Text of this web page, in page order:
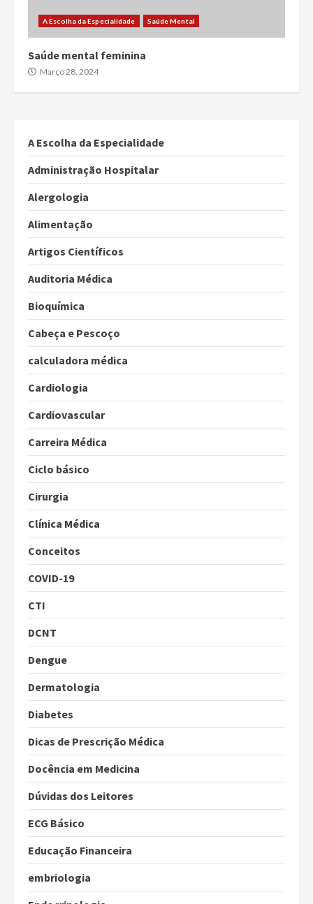
A Escolha da Especialidade Saúde Mental
Saúde mental feminina
Março 28, 2024
A Escolha da Especialidade
Administração Hospitalar
Alergologia
Alimentação
Artigos Científicos
Auditoria Médica
Bioquímica
Cabeça e Pescoço
calculadora médica
Cardiologia
Cardiovascular
Carreira Médica
Ciclo básico
Cirurgia
Clínica Médica
Conceitos
COVID-19
CTI
DCNT
Dengue
Dermatologia
Diabetes
Dicas de Prescrição Médica
Docência em Medicina
Dúvidas dos Leitores
ECG Básico
Educação Financeira
embriologia